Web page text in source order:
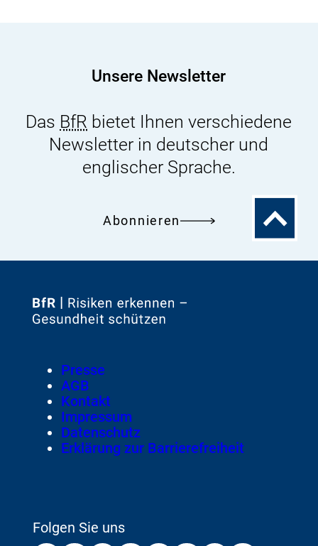
Unsere Newsletter
Das BfR bietet Ihnen verschiedene
Newsletter in deutscher und
englischer Sprache.
Abonnieren
Zum
Zur
Footer
Meta-
Navigation
Presse
AGB
Kontakt
Impressum
Datenschutz
Erklärung zur Barrierefreiheit
Folgen Sie uns